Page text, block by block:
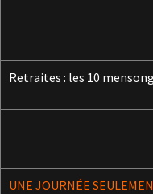
Retraites : les 10
UNE JOURNÉE